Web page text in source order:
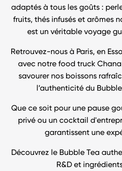
adaptés à tous les goûts :
fruits, thés infusés et arômes
est un véritable voyage
Retrouvez-nous à Paris, en
avec notre food truck
savourer nos boissons
l’authenticité du
Que ce soit pour une pause
privé ou un cocktail
garantissent une
Découvrez le Bubble Tea
R&D et